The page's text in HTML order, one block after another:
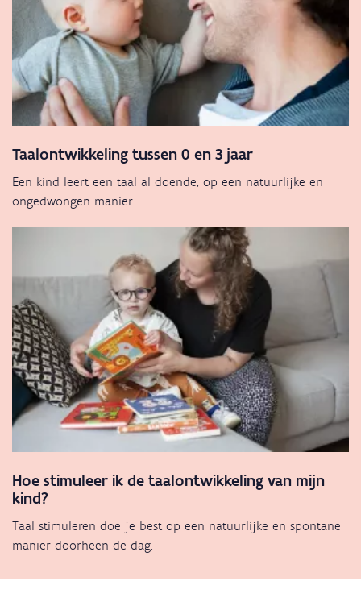
Taalontwikkeling tussen 0 en 3 jaar
Een kind leert een taal al doende, op een natuurlijke en
ongedwongen manier.
Hoe stimuleer ik de taalontwikkeling van mijn
kind?
Taal stimuleren doe je best op een natuurlijke en spontane
manier doorheen de dag.